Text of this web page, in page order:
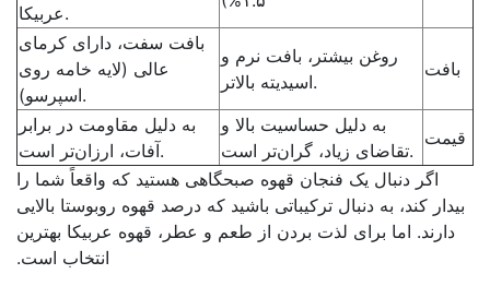
بافت سفت، دارای کرمای
عالی (لایه خامه روی
روغن بیشتر، بافت نرم و
به دلیل مقاومت در برابر
به دلیل حساسیت بالا و
تقاضای زیاد، گران‌تر است.
اگر دنبال یک فنجان قهوه صبحگاهی هستید که واقعاً شما را
کند، به دنبال ترکیباتی باشید که درصد قهوه روبوستا بالایی
اما برای لذت بردن از طعم و عطر، قهوه عربیکا بهترین
انتخاب است.